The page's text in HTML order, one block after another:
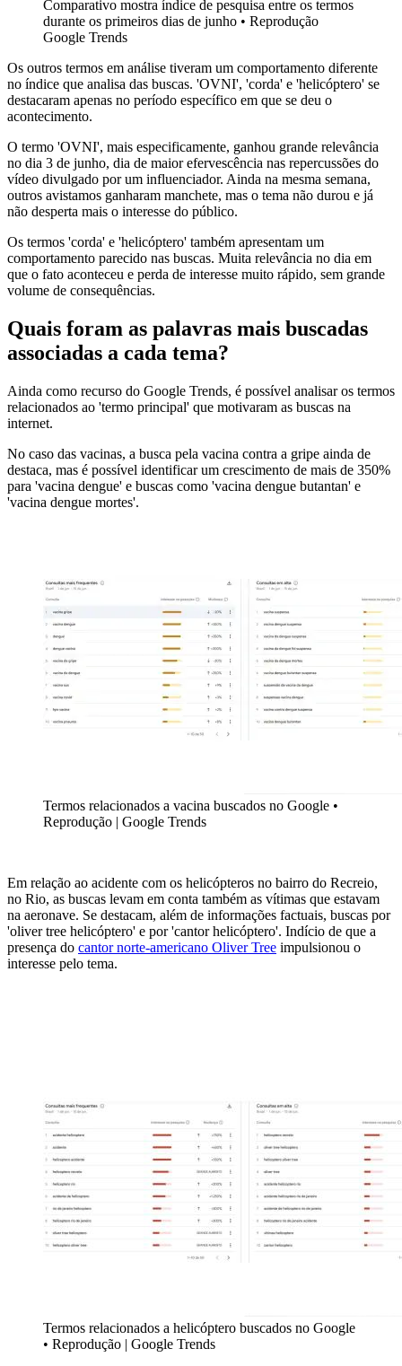
Comparativo mostra índice de pesquisa entre os termos
durante os primeiros dias de junho • Reprodução
Google Trends
Os outros termos em análise tiveram um comportamento diferente
no índice que analisa das buscas. 'OVNI', 'corda' e 'helicóptero' se
destacaram apenas no período específico em que se deu o
acontecimento.
O termo 'OVNI', mais especificamente, ganhou grande relevância
no dia 3 de junho, dia de maior efervescência nas repercussões do
vídeo divulgado por um influenciador. Ainda na mesma semana,
outros avistamos ganharam manchete, mas o tema não durou e já
não desperta mais o interesse do público.
Os termos 'corda' e 'helicóptero' também apresentam um
comportamento parecido nas buscas. Muita relevância no dia em
que o fato aconteceu e perda de interesse muito rápido, sem grande
volume de consequências.
Quais foram as palavras mais buscadas
associadas a cada tema?
Ainda como recurso do Google Trends, é possível analisar os termos
relacionados ao 'termo principal' que motivaram as buscas na
internet.
No caso das vacinas, a busca pela vacina contra a gripe ainda de
destaca, mas é possível identificar um crescimento de mais de 350%
para 'vacina dengue' e buscas como 'vacina dengue butantan' e
'vacina dengue mortes'.
Termos relacionados a vacina buscados no Google •
Reprodução | Google Trends
Em relação ao acidente com os helicópteros no bairro do Recreio,
no Rio, as buscas levam em conta também as vítimas que estavam
na aeronave. Se destacam, além de informações factuais, buscas por
'oliver tree helicóptero' e por 'cantor helicóptero'. Indício de que a
presença do cantor norte-americano Oliver Tree impulsionou o
interesse pelo tema.
Termos relacionados a helicóptero buscados no Google
• Reprodução | Google Trends